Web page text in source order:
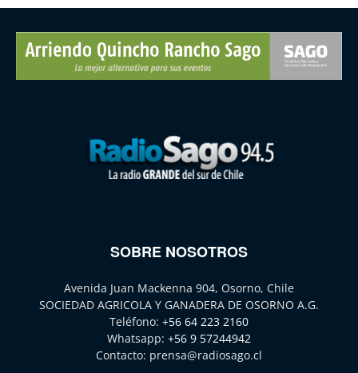
SOBRE NOSOTROS
Avenida Juan Mackenna 904, Osorno, Chile
SOCIEDAD AGRICOLA Y GANADERA DE OSORNO A.G.
Teléfono: +56 64 223 2160
Whatsapp: +56 9 57244942
Contacto: prensa@radiosago.cl